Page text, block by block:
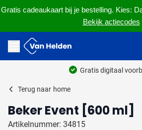
Gratis cadeaukaart bij je bestelling. Kies:
Bekijk actiecodes
Ga naar de inhoud
Menu openen
Gratis digitaal
Terug naar home
Beker Event [600 ml]
Artikelnummer: 34815